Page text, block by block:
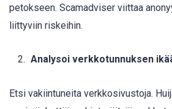
petokseen. Scamadviser viittaa
liittyviin riskeihin.
Analysoi verkkotunnuksen
Etsi vakiintuneita verkkosivustoja.